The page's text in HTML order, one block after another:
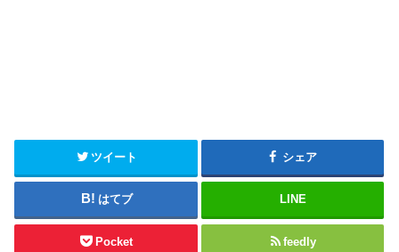
ツイート シェア
はてブ LINE
Pocket feedly